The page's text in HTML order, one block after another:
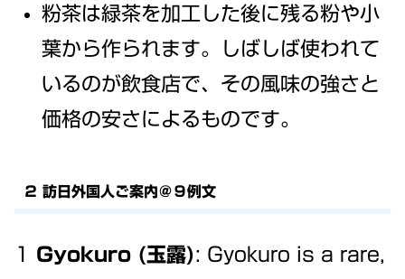
粉茶は緑茶を加工した後に残る粉や小
葉から作られます。しばしば使われて
いるのが飲食店で、その風味の強さと
価格の安さによるものです。
２ 訪日外国人ご案内＠９例文
1 Gyokuro (玉露): Gyokuro is a rare,